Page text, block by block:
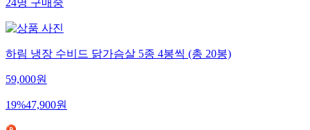
24명구매중
하림 냉장 수비드 닭가슴살 5종 4봉씩 (총 20봉)
59,000원
19%47,900원